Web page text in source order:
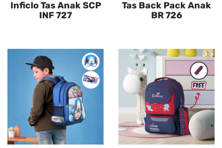
Inficlo Tas Anak SCP
INF 727
Tas Back Pack Anak
BR 726